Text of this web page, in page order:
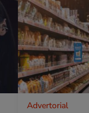
Advertorial